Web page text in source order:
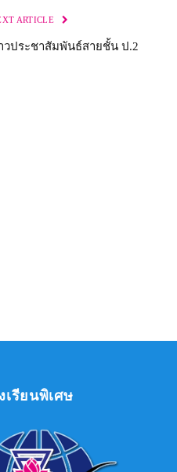
ARTICLE
วประชาสัมพันธ์สายชั้น ป.2
เรียนพิเศษ